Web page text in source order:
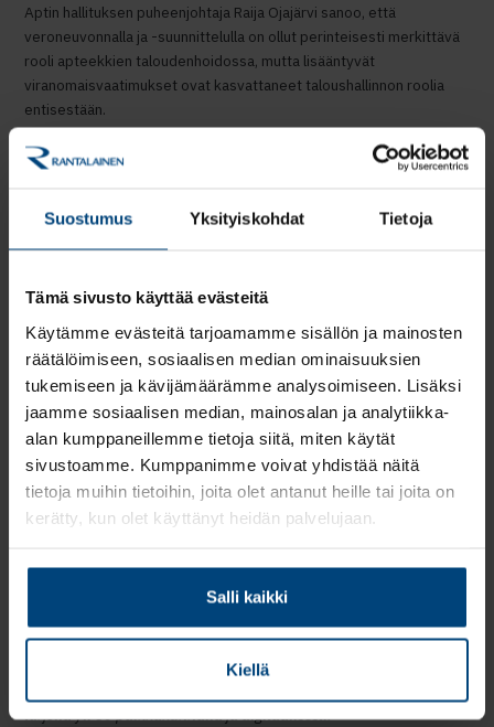
Suostumus Yksityiskohdat Tietoja
Tämä sivusto käyttää evästeitä
Käytämme evästeitä tarjoamamme sisällön ja mainosten
räätälöimiseen, sosiaalisen median ominaisuuksien
tukemiseen ja kävijämäärämme analysoimiseen. Lisäksi
jaamme sosiaalisen median, mainosalan ja analytiikka-
alan kumppaneillemme tietoja siitä, miten käytät
sivustoamme. Kumppanimme voivat yhdistää näitä
tietoja muihin tietoihin, joita olet antanut heille tai joita on
kerätty, kun olet käyttänyt heidän palvelujaan.
Salli kaikki
Kiellä
Aptin hallituksen puheenjohtaja Raija Ojajärvi sanoo, että
veroneuvonnalla ja -suunnittelulla on ollut perinteisesti merkittävä
rooli apteekkien taloudenhoidossa, mutta lisääntyvät
viranomaisvaatimukset ovat kasvattaneet taloushallinnon roolia
entisestään.
Yksi syy yrityskaupalle oli Ojajärven eläköityminen, jolloin
yhtiökumppanit halusivat jatkaa liiketoiminnan kehittämistä osana
isomman toimijan henkilöstölle tarjoamat kehittymis- ja
uramahdollisuudet.
arvot ja toimintatavat koimme omaksemme”, Ojajärvi sanoo.
Lisätietoja:
Kimmo Martikainen, johtaja, yrityskaupat, Rantalainen Group,
puh. 040 555 8081 ja kimmo.martikainen@rantalainen.fi
Raija Ojajärvi, hallituksen puheenjohtaja, Apti Oy, puh. 0400 848
766 ja raija.ojajarvi@apti.fi
osaaminen. Tarjoamme kattavat ja nykyaikaiset taloushallinnon
palvelut kaikenkokoisille yrityksille, yhteisöille ja organisaatioille.
Konsernin liikevaihto on noin 80 miljoonaa euroa ja sen
tarjolla yli 50 paikkakunnalla ja digitaalisesti.